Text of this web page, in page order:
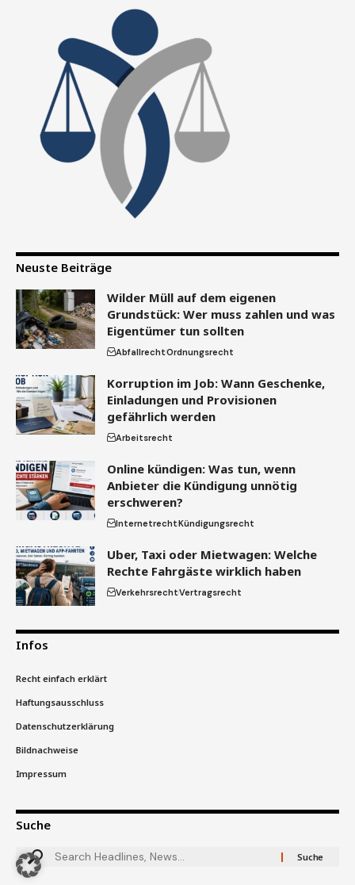
Neuste Beiträge
Wilder Müll auf dem eigenen
Grundstück: Wer muss zahlen und was
Eigentümer tun sollten
AbfallrechtOrdnungsrecht
Korruption im Job: Wann Geschenke,
Einladungen und Provisionen
gefährlich werden
Arbeitsrecht
Online kündigen: Was tun, wenn
Anbieter die Kündigung unnötig
erschweren?
InternetrechtKündigungsrecht
Uber, Taxi oder Mietwagen: Welche
Rechte Fahrgäste wirklich haben
VerkehrsrechtVertragsrecht
Infos
Recht einfach erklärt
Haftungsausschluss
Datenschutzerklärung
Bildnachweise
Impressum
Suche